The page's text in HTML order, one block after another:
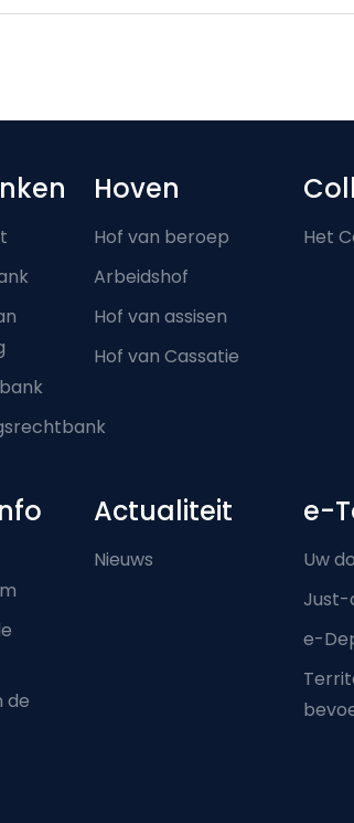
menu
Hoven
Hof van beroep
Arbeidshof
Hof van assisen
Hof van Cassatie
Het
de
Actualiteit
Nieuws
e-
Uw
e-